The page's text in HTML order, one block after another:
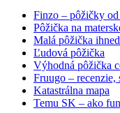
Finzo – pôžičky
Pôžička na
Malá pôžička
Ľudová pôžička
Výhodná pôžička
Fruugo – recenzie,
Katastrálna mapa
Temu SK – ako